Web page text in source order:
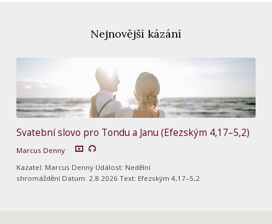
Nejnovější kázání
Svatební slovo pro Tondu a Janu (Efezským 4,17–5,2)
Marcus Denny
Kazatel: Marcus Denny Událost: Nedělní
shromáždění Datum: 2.8.2026 Text: Efezským 4,17–5,2